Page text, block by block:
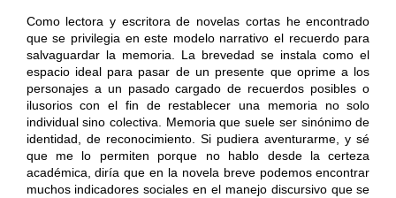
Como lectora y escritora de novelas cortas he encontrado
que se privilegia en este modelo narrativo el recuerdo para
salvaguardar la memoria. La brevedad se instala como el
espacio ideal para pasar de un presente que oprime a los
personajes a un pasado cargado de recuerdos posibles o
ilusorios con el fin de restablecer una memoria no solo
individual sino colectiva. Memoria que suele ser sinónimo de
identidad, de reconocimiento. Si pudiera aventurarme, y sé
que me lo permiten porque no hablo desde la certeza
académica, diría que en la novela breve podemos encontrar
muchos indicadores sociales en el manejo discursivo que se